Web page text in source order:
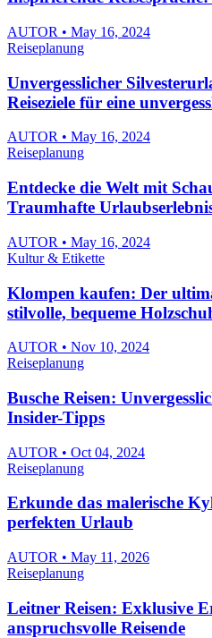
AUTOR • May 16, 2024
Reiseplanung
Unvergesslicher
Reiseziele für eine
AUTOR • May 16, 2024
Reiseplanung
Entdecke die Welt mit
Traumhafte
AUTOR • May 16, 2024
Kultur & Etikette
Klompen kaufen: Der
stilvolle, bequeme
AUTOR • Nov 10, 2024
Reiseplanung
Busche Reisen:
Insider-Tipps
AUTOR • Oct 04, 2024
Reiseplanung
Erkunde das malerische
perfekten Urlaub
AUTOR • May 11, 2026
Reiseplanung
Leitner Reisen: Exklusive
anspruchsvolle Reisende